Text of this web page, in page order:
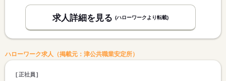
求人詳細を見る (ハローワークより転載)
ハローワーク求人（掲載元：津公共職業安定所）
正社員